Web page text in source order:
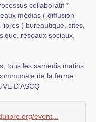
collaboratif *
médias ( diffusion
( bureautique, sites,
réseaux sociaux,
tous les samedis matins
de la ferme
D’ASCQ
event...